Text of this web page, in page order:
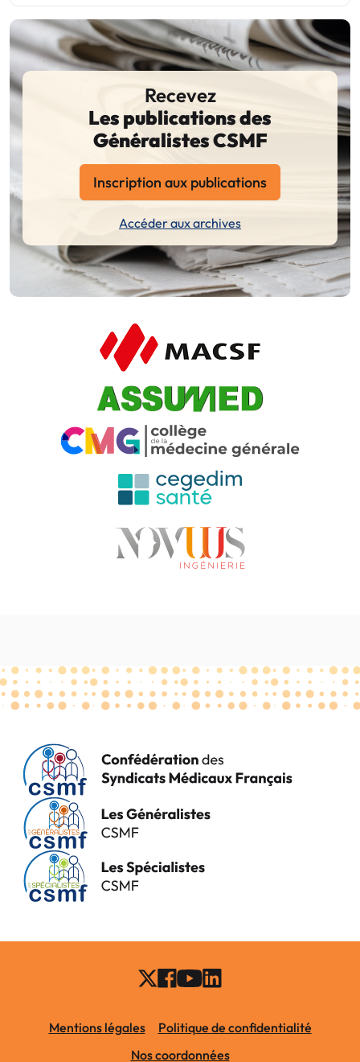
Recevez
Les publications des
Généralistes CSMF
Inscription aux publications
Accéder aux archives
Mentions légales
Politique de confidentialité
Nos coordonnées